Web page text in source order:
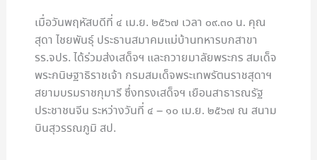
เมื่อวันพฤหัสบดีที่ ๔ เม.ย. ๒๕๖๗ เวลา ๐๙.๓๐ น. คุณ
สุดา ไชยพันธุ์ ประธานสมาคมแม่บ้านทหารบกสาขา
รร.จปร. ได้ร่วมส่งเสด็จฯ และถวายมาลัยพระกร สมเด็จ
พระกนิษฐาธิราชเจ้า กรมสมเด็จพระเทพรัตนราชสุดาฯ
สยามบรมราชกุมารี ซึ่งทรงเสด็จฯ เยือนสาธารณรัฐ
ประชาชนจีน ระหว่างวันที่ ๔ – ๑๐ เม.ย. ๒๕๖๗ ณ สนาม
บินสุวรรณภูมิ สป.